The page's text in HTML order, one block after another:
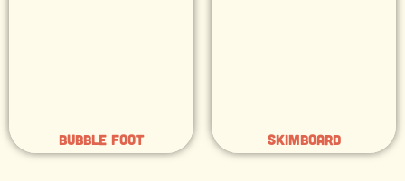
Bubble foot Skimboard